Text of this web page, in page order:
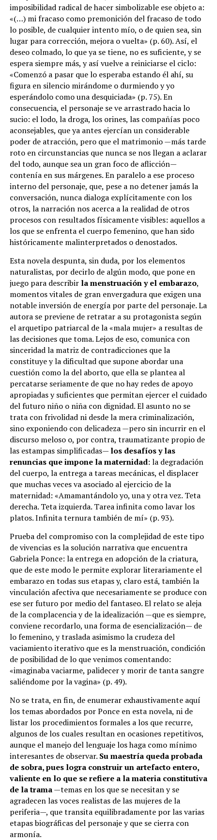
imposibilidad radical de hacer simbolizable ese objeto a:
«(…) mi fracaso como premonición del fracaso de todo
lo posible, de cualquier intento mío, o de quien sea, sin
lugar para corrección, mejora o vuelta» (p. 60). Así, el
deseo colmado, lo que ya se tiene, no es suficiente, y se
espera siempre más, y así vuelve a reiniciarse el ciclo:
«Comenzó a pasar que lo esperaba estando él ahí, su
figura en silencio mirándome o durmiendo y yo
esperándolo como una desquiciada» (p. 75). En
consecuencia, el personaje se ve arrastrado hacia lo
sucio: el lodo, la droga, los orines, las compañías poco
aconsejables, que ya antes ejercían un considerable
poder de atracción, pero que el matrimonio —más tarde
roto en circunstancias que nunca se nos llegan a aclarar
del todo, aunque sea un gran foco de aflicción—
contenía en sus márgenes. En paralelo a ese proceso
interno del personaje, que, pese a no detener jamás la
conversación, nunca dialoga explícitamente con los
otros, la narración nos acerca a la realidad de otros
procesos con resultados físicamente visibles: aquellos a
los que se enfrenta el cuerpo femenino, que han sido
históricamente malinterpretados o denostados.
Esta novela despunta, sin duda, por los elementos
naturalistas, por decirlo de algún modo, que pone en
juego para describir la menstruación y el embarazo,
momentos vitales de gran envergadura que exigen una
notable inversión de energía por parte del personaje. La
autora se previene de retratar a su protagonista según
el arquetipo patriarcal de la «mala mujer» a resultas de
las decisiones que toma. Lejos de eso, comunica con
sinceridad la matriz de contradicciones que la
constituye y la dificultad que supone abordar una
cuestión como la del aborto, que ella se plantea al
percatarse seriamente de que no hay redes de apoyo
apropiadas y suficientes que permitan ejercer el cuidado
del futuro niño o niña con dignidad. El asunto no se
trata con frivolidad ni desde la mera criminalización,
sino exponiendo con delicadeza —pero sin incurrir en el
discurso meloso o, por contra, traumatizante propio de
las estampas simplificadas— los desafíos y las
renuncias que impone la maternidad: la degradación
del cuerpo, la entrega a tareas mecánicas, el displacer
que muchas veces va asociado al ejercicio de la
maternidad: «Amamantándolo yo, una y otra vez. Teta
derecha. Teta izquierda. Tarea infinita como lavar los
platos. Infinita ternura también de mí» (p. 93).
Prueba del compromiso con la complejidad de este tipo
de vivencias es la solución narrativa que encuentra
Gabriela Ponce: la entrega en adopción de la criatura,
que de este modo le permite explorar literariamente el
embarazo en todas sus etapas y, claro está, también la
vinculación afectiva que necesariamente se produce con
ese ser futuro por medio del fantaseo. El relato se aleja
de la complacencia y de la idealización —que es siempre,
conviene recordarlo, una forma de esencialización— de
lo femenino, y traslada asimismo la crudeza del
vaciamiento iterativo que es la menstruación, condición
de posibilidad de lo que venimos comentando:
«imaginaba vaciarme, palidecer y morir de tanta sangre
saliéndome por la vagina» (p. 49).
No se trata, en fin, de enumerar exhaustivamente aquí
los temas abordados por Ponce en esta novela, ni de
listar los procedimientos formales a los que recurre,
algunos de los cuales resultan en ocasiones repetitivos,
aunque el manejo del lenguaje los haga como mínimo
interesantes de observar. Su maestría queda probada
de sobra, pues logra construir un artefacto entero,
valiente en lo que se refiere a la materia constitutiva
de la trama—temas en los que se necesitan y se
agradecen las voces realistas de las mujeres de la
periferia—, que transita equilibradamente por las varias
etapas biográficas del personaje y que se cierra con
armonía.